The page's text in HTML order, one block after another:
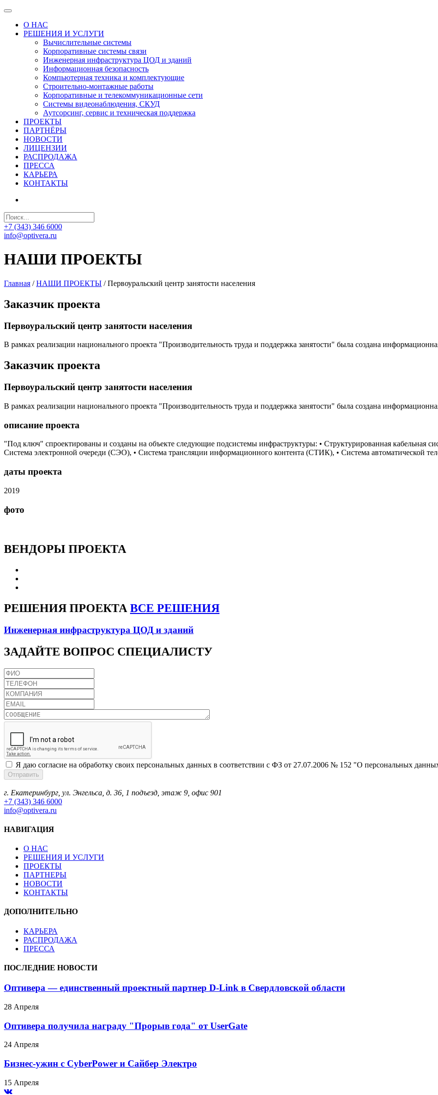
О НАС
РЕШЕНИЯ И УСЛУГИ
Вычислительные системы
Корпоративные системы связи
Инженерная инфраструктура ЦОД и зданий
Информационная безопасность
Компьютерная техника и комплектующие
Строительно-монтажные работы
Корпоративные и телекоммуникационные сети
Системы видеонаблюдения, СКУД
Аутсорсинг, сервис и техническая поддержка
ПРОЕКТЫ
ПАРТНЁРЫ
НОВОСТИ
ЛИЦЕНЗИИ
РАСПРОДАЖА
ПРЕССА
КАРЬЕРА
КОНТАКТЫ
+7 (343) 346 6000
info@optivera.ru
НАШИ ПРОЕКТЫ
Главная / НАШИ ПРОЕКТЫ / Первоуральский центр занятости населения
Заказчик проекта
Первоуральский центр занятости населения
В рамках реализации национального проекта "Производительность труда и поддержка занятости" была создана
Заказчик проекта
Первоуральский центр занятости населения
В рамках реализации национального проекта "Производительность труда и поддержка занятости" была создана
описание проекта
"Под ключ" спроектированы и созданы на объекте следующие подсистемы инфраструктуры: • Структурированная кабельная
Система электронной очереди (СЭО), • Система трансляции информационного контента (СТИК), • Система автоматической
даты проекта
2019
фото
ВЕНДОРЫ ПРОЕКТА
РЕШЕНИЯ ПРОЕКТА ВСЕ РЕШЕНИЯ
Инженерная инфраструктура ЦОД и зданий
ЗАДАЙТЕ ВОПРОС СПЕЦИАЛИСТУ
Я даю согласие на обработку своих персональных данных в соответствии с ФЗ от 27.07.2006 № 152 "О персональных
г. Екатеринбург, ул. Энгельса, д. 36, 1 подъезд, этаж 9, офис 901
+7 (343) 346 6000
info@optivera.ru
НАВИГАЦИЯ
О НАС
РЕШЕНИЯ И УСЛУГИ
ПРОЕКТЫ
ПАРТНЕРЫ
НОВОСТИ
КОНТАКТЫ
ДОПОЛНИТЕЛЬНО
КАРЬЕРА
РАСПРОДАЖА
ПРЕССА
ПОСЛЕДНИЕ НОВОСТИ
Оптивера — единственный проектный партнер D-Link в Свердловской области
28 Апреля
Оптивера получила награду "Прорыв года" от UserGate
24 Апреля
Бизнес-ужин с CyberPower и Сайбер Электро
15 Апреля